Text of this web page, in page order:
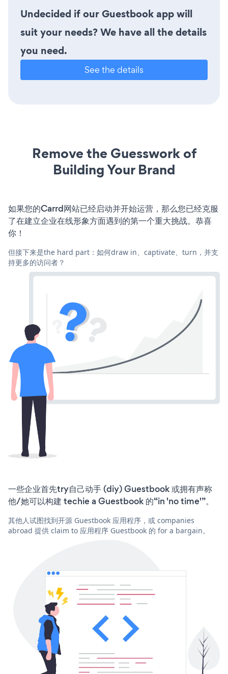
Undecided if our Guestbook app will
suit your needs? We have all the details
you need.
See the details
Remove the Guesswork of
Building Your Brand
如果您的Carrd网站已经启动并开始运营，那么您已经克服
了在建立企业在线形象方面遇到的第一个重大挑战。恭喜
你！
但接下来是the hard part：如何draw in、captivate、turn，并支
持更多的访问者？
一些企业首先try自己动手 (diy) Guestbook 或拥有声称
他/她可以构建 techie a Guestbook 的“in 'no time'”。
其他人试图找到开源 Guestbook 应用程序，或 companies
abroad 提供 claim to 应用程序 Guestbook 的 for a bargain。